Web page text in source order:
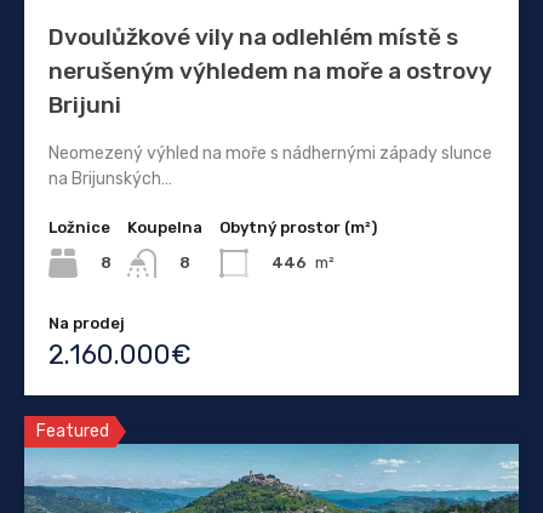
Dvoulůžkové vily na odlehlém místě s
nerušeným výhledem na moře a ostrovy
Brijuni
Neomezený výhled na moře s nádhernými západy slunce
na Brijunských…
Ložnice
8
Koupelna
8
Obytný prostor (m²)
446 m²
Na prodej
2.160.000€
Featured